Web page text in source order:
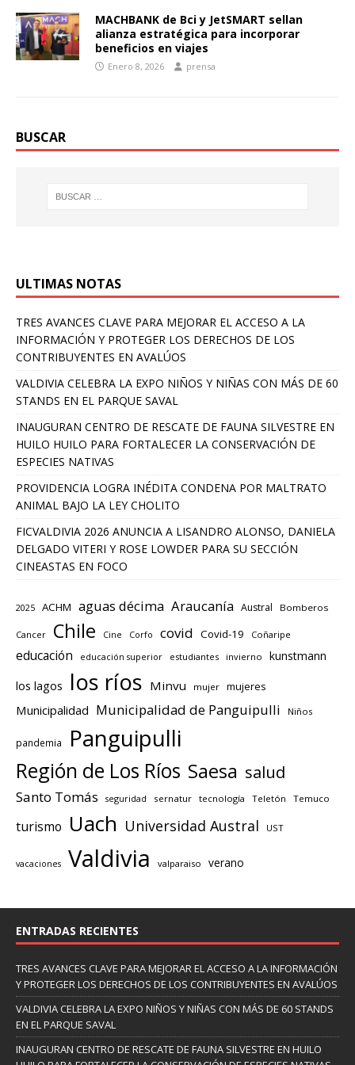
MACHBANK de Bci y JetSMART sellan
alianza estratégica para incorporar
beneficios en viajes
Enero 8, 2026 prensa
BUSCAR
ULTIMAS NOTAS
TRES AVANCES CLAVE PARA MEJORAR EL ACCESO A LA
INFORMACIÓN Y PROTEGER LOS DERECHOS DE LOS
CONTRIBUYENTES EN AVALÚOS
VALDIVIA CELEBRA LA EXPO NIÑOS Y NIÑAS CON MÁS DE 60
STANDS EN EL PARQUE SAVAL
INAUGURAN CENTRO DE RESCATE DE FAUNA SILVESTRE EN
HUILO HUILO PARA FORTALECER LA CONSERVACIÓN DE
ESPECIES NATIVAS
PROVIDENCIA LOGRA INÉDITA CONDENA POR MALTRATO
ANIMAL BAJO LA LEY CHOLITO
FICVALDIVIA 2026 ANUNCIA A LISANDRO ALONSO, DANIELA
DELGADO VITERI Y ROSE LOWDER PARA SU SECCIÓN
CINEASTAS EN FOCO
2025 ACHM aguas décima Araucanía Austral Bomberos
Cancer Chile Cine Corfo covid Covid-19 Coñaripe
educación educación superior estudiantes invierno kunstmann
los lagos los ríos Minvu mujer mujeres
Municipalidad Municipalidad de Panguipulli Niños
pandemia Panguipulli
Región de Los Ríos Saesa salud
Santo Tomás seguridad sernatur tecnología Teletón Temuco
turismo Uach Universidad Austral UST
vacaciones Valdivia valparaiso verano
ENTRADAS RECIENTES
TRES AVANCES CLAVE PARA MEJORAR EL ACCESO A LA INFORMACIÓN
Y PROTEGER LOS DERECHOS DE LOS CONTRIBUYENTES EN AVALÚOS
VALDIVIA CELEBRA LA EXPO NIÑOS Y NIÑAS CON MÁS DE 60 STANDS
EN EL PARQUE SAVAL
INAUGURAN CENTRO DE RESCATE DE FAUNA SILVESTRE EN HUILO